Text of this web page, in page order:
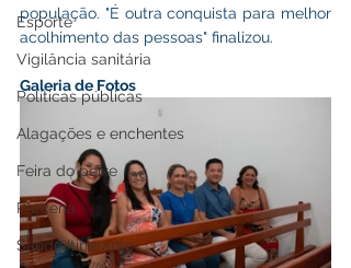
Esporte
Vigilância sanitária
Políticas públicas
Alagações e enchentes
Feira do peixe
Parceria
Saúde Itinerante
população. "É outra conquista para melhor
acolhimento das pessoas" finalizou.
Galeria de Fotos